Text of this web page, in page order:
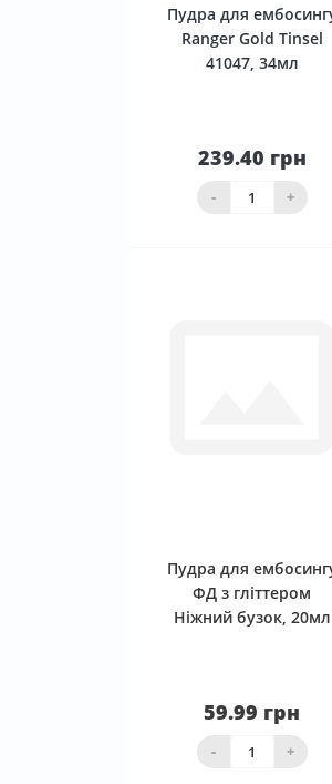
Пудра для
Ranger Gold Tinsel
41047, 34мл
239.40 грн
- +
До
кошика
Пудра для
ФД з гліттером
Ніжний бузок, 20мл
59.99 грн
- +
Нема в наявності